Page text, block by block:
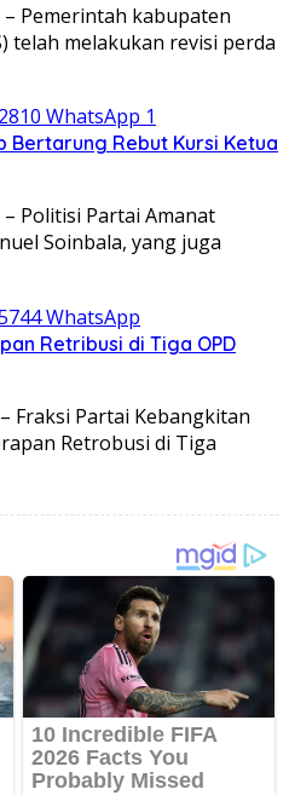
– Pemerintah kabupaten
telah melakukan revisi perda
Bertarung Rebut Kursi Ketua
– Politisi Partai Amanat
Soinbala, yang juga
Retribusi di Tiga OPD
Fraksi Partai Kebangkitan
Retrobusi di Tiga